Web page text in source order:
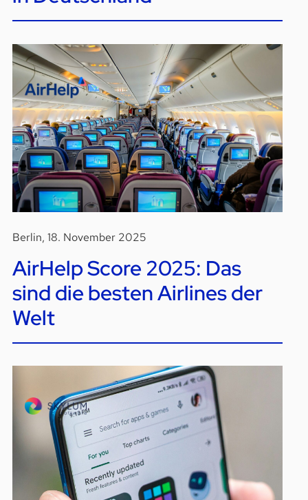
Berlin, 18. November 2025
AirHelp Score 2025: Das
sind die besten Airlines der
Welt